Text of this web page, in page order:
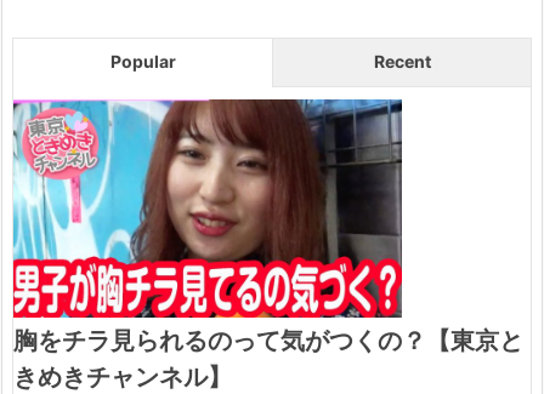
Popular Recent
胸をチラ見られるのって気がつくの？【東京と
きめきチャンネル】